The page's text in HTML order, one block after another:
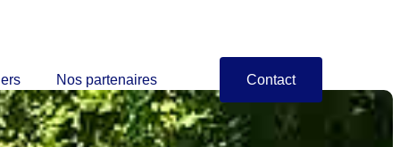
Nos partenaires Contact